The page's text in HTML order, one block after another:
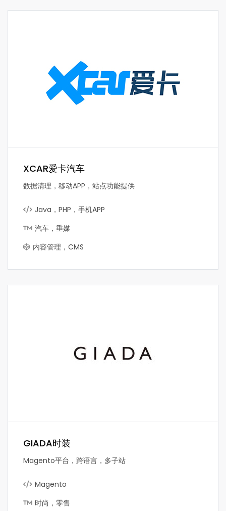
XCAR爱卡汽车
数据清理，移动APP，站点功能提供
Java，PHP，手机APP
汽车，垂媒
内容管理，CMS
GIADA时装
Magento平台，跨语言，多子站
Magento
时尚，零售